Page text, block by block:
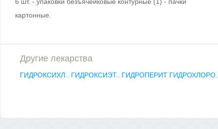
картонные.
Другие лекарства
ГИДРОКСИХЛ.. ГИДРОКСИЭТ.. ГИДРОПЕРИТ